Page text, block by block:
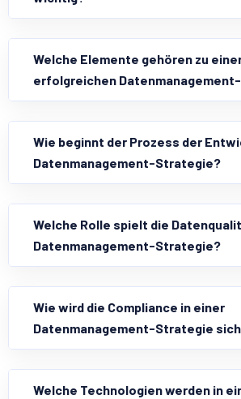
Welche Elemente gehören zu
erfolgreichen
Wie beginnt der Prozess der
Datenmanagement-Strategie?
Welche Rolle spielt die
Datenmanagement-Strategie?
Wie wird die Compliance in einer
Datenmanagement-Strategie
Welche Technologien werden in